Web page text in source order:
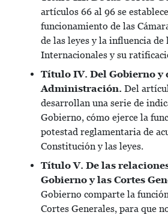
artículos 66 al 96 se
funcionamiento de las
de las leyes y la influencia de
Internacionales y su
Título IV. Del Gobierno y
Administración. Del
desarrollan una serie de
Gobierno, cómo ejerce la
potestad reglamentaria de
Constitución y las leyes.
Título V. De las
Gobierno y las Cortes
Gobierno comparte la
Cortes Generales, para que